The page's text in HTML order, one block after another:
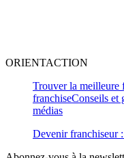
ORIENTACTION
Trouver la meilleure
franchiseConseils et
médias
Devenir franchiseur